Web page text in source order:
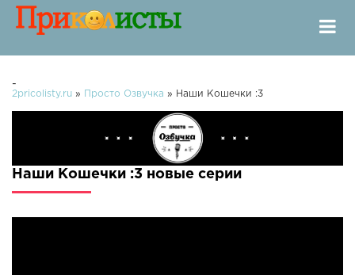
-
2pricolisty.ru » Просто Озвучка » Наши Кошечки :3
Наши Кошечки :3 новые серии